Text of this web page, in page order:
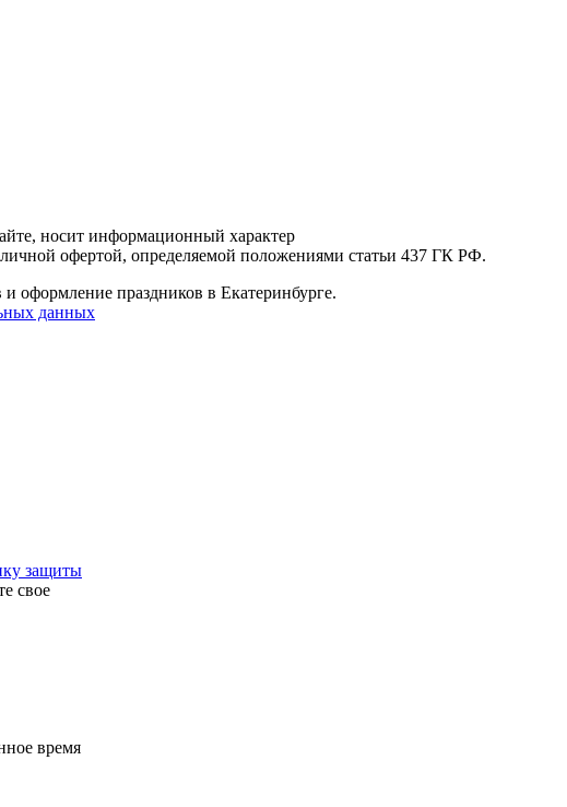
носит информационный характер
офертой, определяемой положениями статьи 437 ГК РФ.
оформление праздников в Екатеринбурге.
данных
защиты
свое
время